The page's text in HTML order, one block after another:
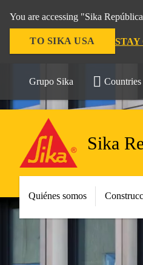
You are accessing "Sika
TO SIKA USA
Grupo Sika Countries
Sika
Quiénes somos